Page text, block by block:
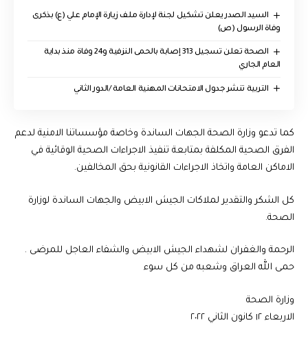
السيد الصدر يعلن تشكيل لجنة لإدارة ملف زيارة الإمام علي (ع) بذكرى
وفاة الرسول (ص)
الصحة تعلن تسجيل 313 إصابة بالحمى النزفية و24 وفاة منذ بداية
العام الجاري
التربية تنشر جدول الامتحانات المهنية العامة /الدور الثاني
كما تدعو وزارة الصحة الجهات الساندة وخاصة مؤسساتنا الامنية لدعم
الفرق الصحية المكلفة بمتابعة تنفيذ الاجراءات الصحية الوقائية في
الاماكن العامة واتخاذ الاجراءات القانونية بحق المخالفين.
كل الشكر والتقدير لملاكات الجيش الابيض والجهات الساندة لوزارة
الصحة.
الرحمة والغفران لشهداء الجيش الابيض والشفاء العاجل للمرضى .
حمى الله العراق وشعبه من كل سوء
وزارة الصحة
الاربعاء ١٢ كانون الثاني ٢٠٢٢